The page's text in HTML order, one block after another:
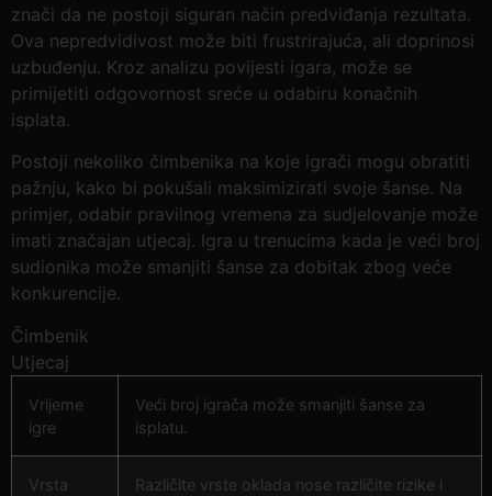
znači da ne postoji siguran način predviđanja rezultata.
Ova nepredvidivost može biti frustrirajuća, ali doprinosi
uzbuđenju. Kroz analizu povijesti igara, može se
primijetiti odgovornost sreće u odabiru konačnih
isplata.
Postoji nekoliko čimbenika na koje igrači mogu obratiti
pažnju, kako bi pokušali maksimizirati svoje šanse. Na
primjer, odabir pravilnog vremena za sudjelovanje može
imati značajan utjecaj. Igra u trenucima kada je veći broj
sudionika može smanjiti šanse za dobitak zbog veće
konkurencije.
Čimbenik
Utjecaj
Vrijeme
igre
Veći broj igrača može smanjiti šanse za
isplatu.
Vrsta Različite vrste oklada nose različite rizike i